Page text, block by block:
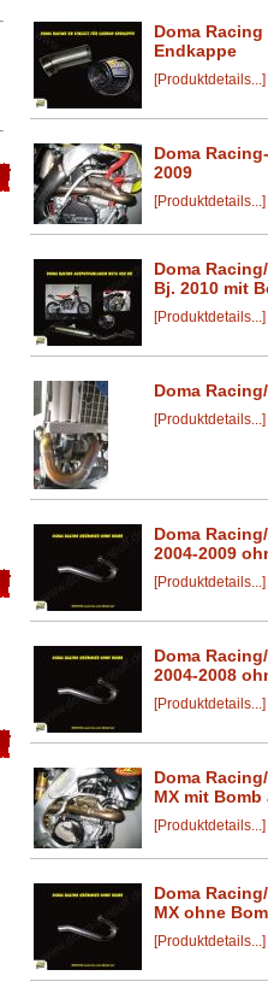
Doma
Endkappe
[Produktdetails...]
Doma
2009
[Produktdetails...]
Doma
Bj. 2010 mit
[Produktdetails...]
Doma
[Produktdetails...]
Doma
2004-2009
[Produktdetails...]
Doma
2004-2008
[Produktdetails...]
Doma
MX mit Bomb
[Produktdetails...]
Doma
MX ohne
[Produktdetails...]